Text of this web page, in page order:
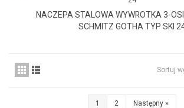
NACZEPA STALOWA WYWROTKA 3-
SCHMITZ GOTHA TYP SKI
Sortuj
1 2 Następny»